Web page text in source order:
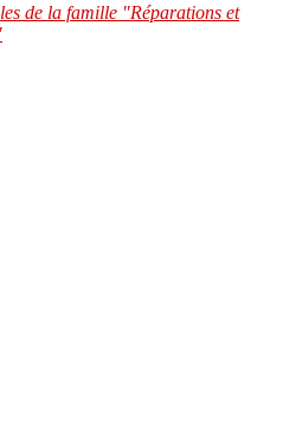
de la famille "Réparations et